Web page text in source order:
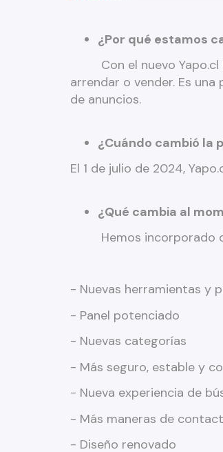
¿Por qué estamos
Con el nuevo Yapo.cl
arrendar o vender. Es
de anuncios.
¿Cuándo cambió la
El 1 de julio de 2024,
¿Qué cambia al
Hemos incorporado
- Nuevas herramientas y
- Panel potenciado
- Nuevas categorías
- Más seguro, estable y
- Nueva experiencia de
- Más maneras de
- Diseño renovado